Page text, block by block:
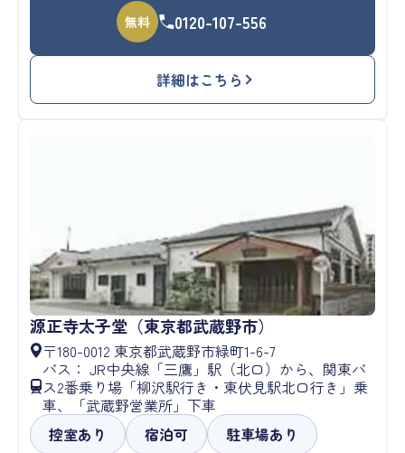
無料 0120-107-556
詳細はこちら
源正寺太子堂（東京都武蔵野市）
〒180-0012 東京都武蔵野市緑町1-6-7
バス： JR中央線「三鷹」駅（北口）から、関東バ
ス2番乗り場「柳沢駅行き・東伏見駅北口行き」乗
車、「武蔵野営業所」下車
控室あり
宿泊可
駐車場あり